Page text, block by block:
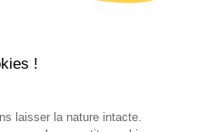
!
laisser la nature intacte.